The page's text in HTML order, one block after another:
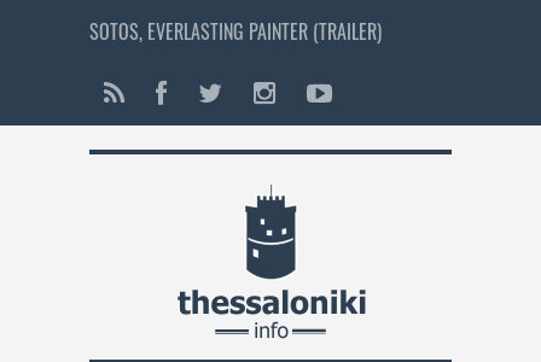
SOTOS, EVERLASTING PAINTER (TRAILER)